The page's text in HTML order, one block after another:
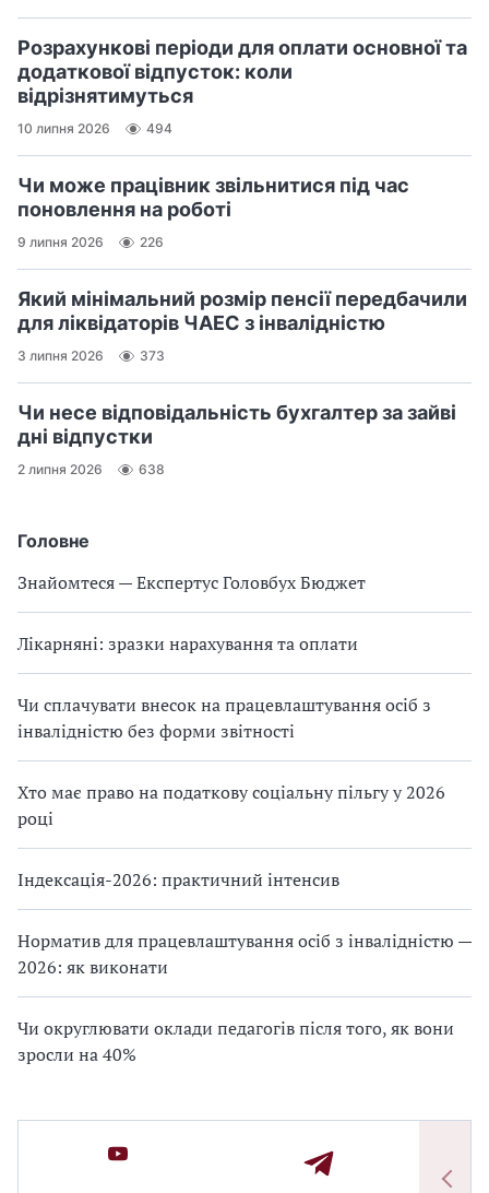
Головне
Знайомтеся — Експертус Головбух Бюджет
Лікарняні: зразки нарахування та оплати
Чи сплачувати внесок на працевлаштування осіб з
інвалідністю без форми звітності
Хто має право на податкову соціальну пільгу у 2026
році
Індексація-2026: практичний інтенсив
Норматив для працевлаштування осіб з інвалідністю —
2026: як виконати
Чи округлювати оклади педагогів після того, як вони
зросли на 40%
Розрахункові періоди для оплати основної та
додаткової відпусток: коли
відрізнятимуться
10 липня 2026 494
Чи може працівник звільнитися під час
поновлення на роботі
9 липня 2026 226
Який мінімальний розмір пенсії передбачили
для ліквідаторів ЧАЕС з інвалідністю
3 липня 2026 373
Чи несе відповідальність бухгалтер за зайві
дні відпустки
2 липня 2026 638